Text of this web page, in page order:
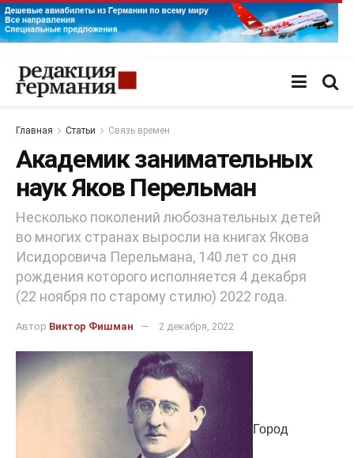
Главная Статьи Связь времен
Академик занимательных
наук Яков Перельман
Несколько поколений любознательных детей
во многих странах выросли на книгах Якова
Исидоровича Перельмана, 140 лет со дня
рождения которого исполняется 4 декабря
(22 ноября по старому стилю) 2022 года.
Автор Виктор Фишман 2 декабря, 2022
Город